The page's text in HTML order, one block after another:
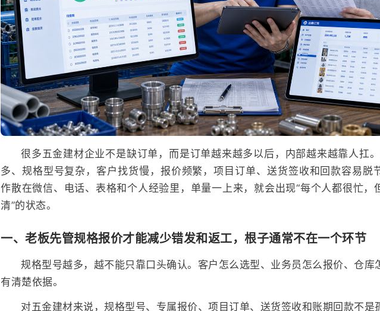
很多五金建材企业不是缺订单，而是订单越来越多以后，内部越来越靠人扛
多、规格型号复杂，客户找货慢，报价频繁，项目订单、送货签收和回款容易脱
作散在微信、电话、表格和个人经验里，单量一上来，就会出现“每个人都很忙，
清”的状态。
一、老板先管规格报价才能减少错发和返工，根子通常不在一个环节
规格型号越多，越不能只靠口头确认。客户怎么选型、业务员怎么报价、仓库
有清楚依据。
对五金建材来说，规格型号、专属报价、项目订单、送货签收和账期回款不是